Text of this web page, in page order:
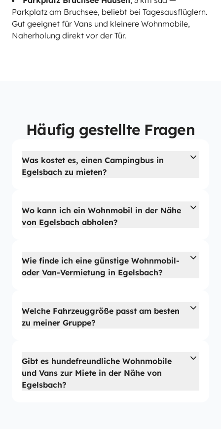
Parkplatz am Bruchsee, beliebt bei Tagesausflüglern.
Gut geeignet für Vans und kleinere Wohnmobile,
Naherholung direkt vor der Tür.
Häufig gestellte Fragen
Was kostet es, einen Campingbus in
Egelsbach zu mieten?
Wo kann ich ein Wohnmobil in der Nähe
von Egelsbach abholen?
Wie finde ich eine günstige Wohnmobil-
oder Van-Vermietung in Egelsbach?
Welche Fahrzeuggröße passt am besten
zu meiner Gruppe?
Gibt es hundefreundliche Wohnmobile
und Vans zur Miete in der Nähe von
Egelsbach?